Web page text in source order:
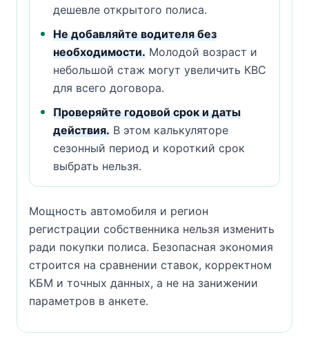
дешевле открытого полиса.
Не добавляйте водителя без
необходимости. Молодой возраст и
небольшой стаж могут увеличить КВС
для всего договора.
Проверяйте годовой срок и даты
действия. В этом калькуляторе
сезонный период и короткий срок
выбрать нельзя.
Мощность автомобиля и регион
регистрации собственника нельзя изменить
ради покупки полиса. Безопасная экономия
строится на сравнении ставок, корректном
КБМ и точных данных, а не на занижении
параметров в анкете.